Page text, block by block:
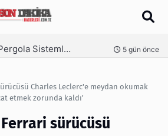
İzmir Tente ve İzmir Pergola Sistemleri ile Açık Alanlarınızı Dört Mevsim Kullanın 5 gün önce
Charles Leclerc'e meydan okumak
etmek zorunda kaldı'
sürücüsü